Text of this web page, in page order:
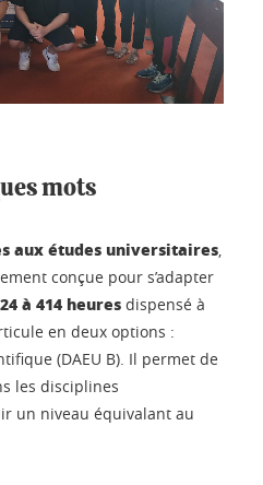
mots
aux études universitaires
conçue pour s’adapter
à 414 heures dispensé à
en deux options :
(DAEU B). Il permet de
les disciplines
un niveau équivalant au